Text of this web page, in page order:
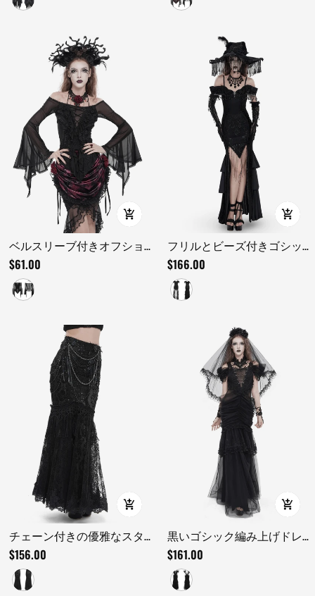
ベルスリーブ付きオフショ
ルダーのフリルメッシュト
ップス
$61.00
フリルとビーズ付きゴシッ
ク黒レースオフショルダー
ドレス
$166.00
チェーン付きの優雅なスタ
イルのレースとフリンジの
黒いスカート
$156.00
黒いゴシック編み上げドレ
ス、フリル付きチュールと
バラ
$161.00